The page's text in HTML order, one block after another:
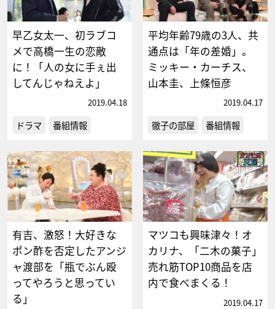
早乙女太一、初ラブコ
メで高橋一生の恋敵
に！「人の女に手ぇ出
してんじゃねえよ」
2019.04.18
ドラマ 番組情報
平均年齢79歳の3人、共
通点は「年の差婚」。
ミッキー・カーチス、
山本圭、上條恒彦
2019.04.17
徹子の部屋 番組情報
有吉、激怒！大好きな
ポン酢を否定したアンジ
ャ渡部を「瓶でぶん殴
ってやろうと思ってい
る」
マツコも興味津々！オ
カリナ、「二木の菓子」
売れ筋TOP10商品を店
内で食べまくる！
2019.04.17